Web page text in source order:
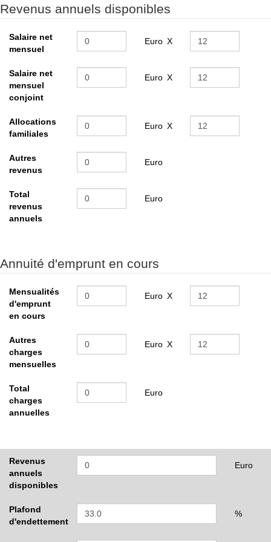
Revenus annuels disponibles
Salaire net
mensuel
Euro X
Salaire net
mensuel
conjoint
Euro X
Allocations
familiales
Euro X
Autres
revenus
Euro
Total
revenus
annuels
Euro
Annuité d'emprunt en cours
Mensualités
d'emprunt
en cours
Euro X
Autres
charges
mensuelles
Euro X
Total
charges
annuelles
Euro
Revenus
annuels
disponibles
Euro
Plafond
d'endettement
%